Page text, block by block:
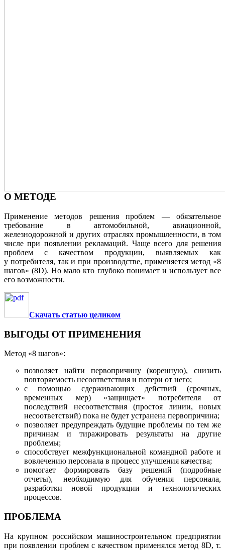
О МЕТОДЕ
Применение методов решения проблем — обязательное
требование в автомобильной, авиационной,
железнодорожной и других отраслях промышленности, в том
числе при появлении рекламаций. Чаще всего для решения
проблем с качеством продукции, выявляемых как
у потребителя, так и при производстве, применяется метод «8
шагов» (8D). Но мало кто глубоко понимает и использует все
его возможности.
Скачать статью целиком
ВЫГОДЫ ОТ ПРИМЕНЕНИЯ
Метод «8 шагов»:
позволяет найти первопричину (коренную), снизить
повторяемость несоответствия и потери от него;
с помощью сдерживающих действий (срочных,
временных мер) «защищает» потребителя от
последствий несоответствия (простоя линии, новых
несоответствий) пока не будет устранена первопричина;
позволяет предупреждать будущие проблемы по тем же
причинам и тиражировать результаты на другие
проблемы;
способствует межфункциональной командной работе и
вовлечению персонала в процесс улучшения качества;
помогает формировать базу решений (подробные
отчеты), необходимую для обучения персонала,
разработки новой продукции и технологических
процессов.
ПРОБЛЕМА
На крупном российском машиностроительном предприятии
при появлении проблем с качеством применялся метод 8D, т.